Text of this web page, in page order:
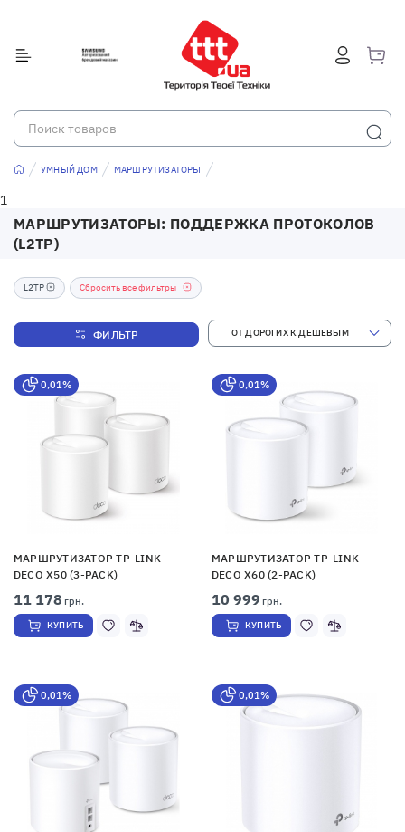
УМНЫЙ ДОМ МАРШРУТИЗАТОРЫ
1
МАРШРУТИЗАТОРЫ: ПОДДЕРЖКА ПРОТОКОЛОВ
(L2TP)
0,01%
МАРШРУТИЗАТОР TP-LINK
DECO X50 (3-PACK)
11 178 грн.
КУПИТЬ
0,01%
МАРШРУТИЗАТОР TP-LINK
DECO X60 (2-PACK)
10 999 грн.
КУПИТЬ
0,01% 0,01%
L2TP Сбросить все фильтры
ФИЛЬТР